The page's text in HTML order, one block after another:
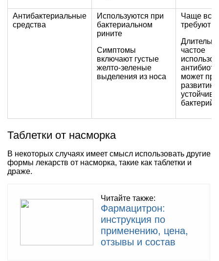
Антибактериальные
средства
Используются при
бактериальном
рините
Симптомы
включают густые
желто-зеленые
выделения из носа
Чаще
требуют
частое
может
развитию
бактерий
Таблетки от насморка
В некоторых случаях имеет смысл использовать другие
формы лекарств от насморка, такие как таблетки и
драже.
Читайте также:
Фармацитрон:
инструкция по
применению, цена,
отзывы и состав